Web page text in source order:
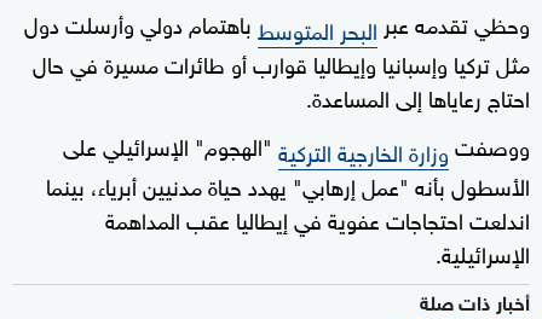
وحظي تقدمه عبر البحر المتوسطباهتمام دولي وأرسلت دول
مثل تركيا وإسبانيا وإيطاليا قوارب أو طائرات مسيرة في حال
احتاج رعاياها إلى المساعدة.
ووصفتوزارة الخارجية التركية "الهجوم" الإسرائيلي على
الأسطول بأنه "عمل إرهابي" يهدد حياة مدنيين أبرياء، بينما
اندلعت احتجاجات عفوية في إيطاليا عقب المداهمة
الإسرائيلية.
أخبار ذات صلة